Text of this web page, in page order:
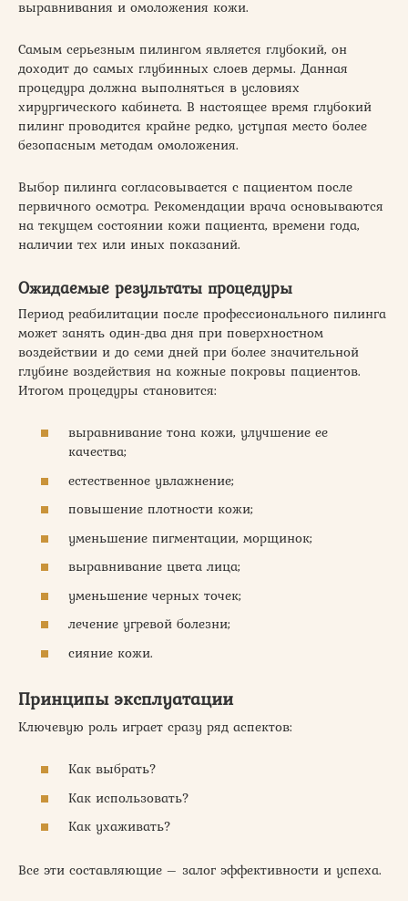
выравнивания и омоложения кожи.
Самым серьезным пилингом является глубокий, он
доходит до самых глубинных слоев дермы. Данная
процедура должна выполняться в условиях
хирургического кабинета. В настоящее время глубокий
пилинг проводится крайне редко, уступая место более
безопасным методам омоложения.
Выбор пилинга согласовывается с пациентом после
первичного осмотра. Рекомендации врача основываются
на текущем состоянии кожи пациента, времени года,
наличии тех или иных показаний.
Ожидаемые результаты процедуры
Период реабилитации после профессионального пилинга
может занять один-два дня при поверхностном
воздействии и до семи дней при более значительной
глубине воздействия на кожные покровы пациентов.
Итогом процедуры становится:
выравнивание тона кожи, улучшение ее
качества;
естественное увлажнение;
повышение плотности кожи;
уменьшение пигментации, морщинок;
выравнивание цвета лица;
уменьшение черных точек;
лечение угревой болезни;
сияние кожи.
Принципы эксплуатации
Ключевую роль играет сразу ряд аспектов:
Как выбрать?
Как использовать?
Как ухаживать?
Все эти составляющие – залог эффективности и успеха.